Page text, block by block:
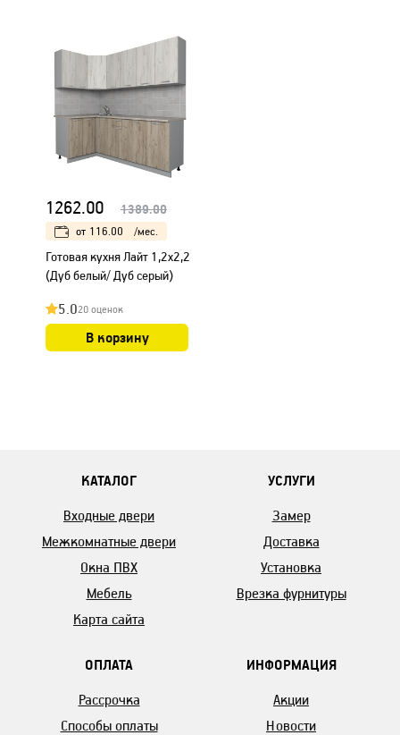
1262.00 1389.00
от 116.00 /мес.
Готовая кухня Лайт 1,2x2,2
(Дуб белый/ Дуб серый)
5.020 оценок
В корзину
КАТАЛОГ
Входные двери
Межкомнатные двери
Окна ПВХ
Мебель
Карта сайта
УСЛУГИ
Замер
Доставка
Установка
Врезка фурнитуры
ОПЛАТА
Рассрочка
Способы оплаты
ИНФОРМАЦИЯ
Акции
Новости